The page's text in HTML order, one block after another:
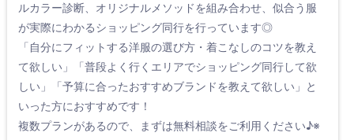
ルカラー診断、オリジナルメソッドを組み合わせ、似合う服
が実際にわかるショッピング同行を行っています◎
「自分にフィットする洋服の選び方・着こなしのコツを教え
て欲しい」「普段よく行くエリアでショッピング同行して欲
しい」「予算に合ったおすすめブランドを教えて欲しい」と
いった方におすすめです！
複数プランがあるので、まずは無料相談をご利用ください♪※